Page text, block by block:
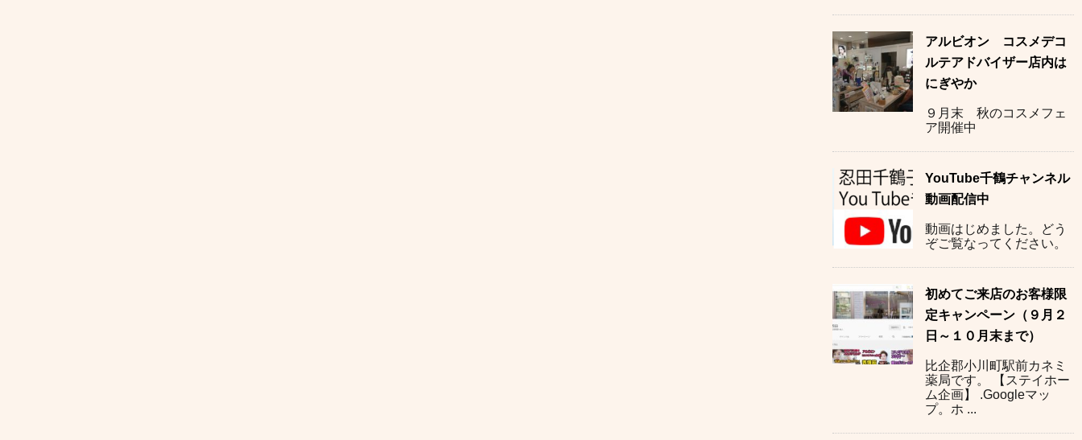
アルビオン コスメデコ
ルテアドバイザー店内は
にぎやか
９月末 秋のコスメフェ
ア開催中
YouTube千鶴チャンネル
動画配信中
動画はじめました。どう
ぞご覧なってください。
初めてご来店のお客様限
定キャンペーン（９月２
日～１０月末まで）
比企郡小川町駅前カネミ
薬局です。 【ステイホー
ム企画】 .Googleマッ
プ。ホ ...